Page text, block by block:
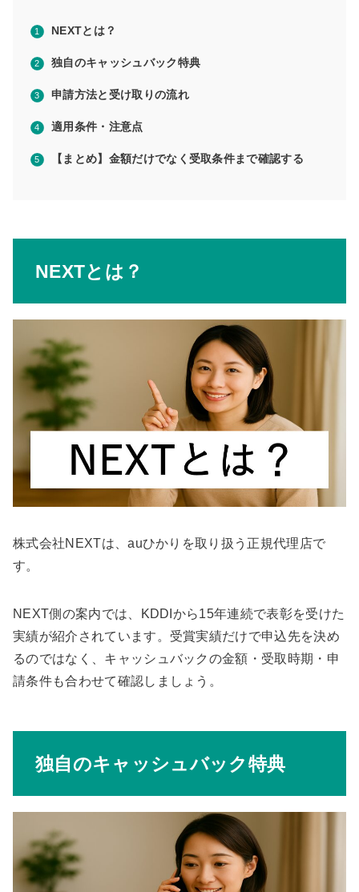
NEXTとは？
独自のキャッシュバック特典
申請方法と受け取りの流れ
適用条件・注意点
【まとめ】金額だけでなく受取条件まで確認する
NEXTとは？
株式会社NEXTは、auひかりを取り扱う正規代理店で
す。
NEXT側の案内では、KDDIから15年連続で表彰を受けた
実績が紹介されています。受賞実績だけで申込先を決め
るのではなく、キャッシュバックの金額・受取時期・申
請条件も合わせて確認しましょう。
独自のキャッシュバック特典